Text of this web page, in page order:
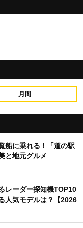
月間
船に乗れる！「道の駅
と地元グルメ
レーダー探知機TOP10
人気モデルは？【2026